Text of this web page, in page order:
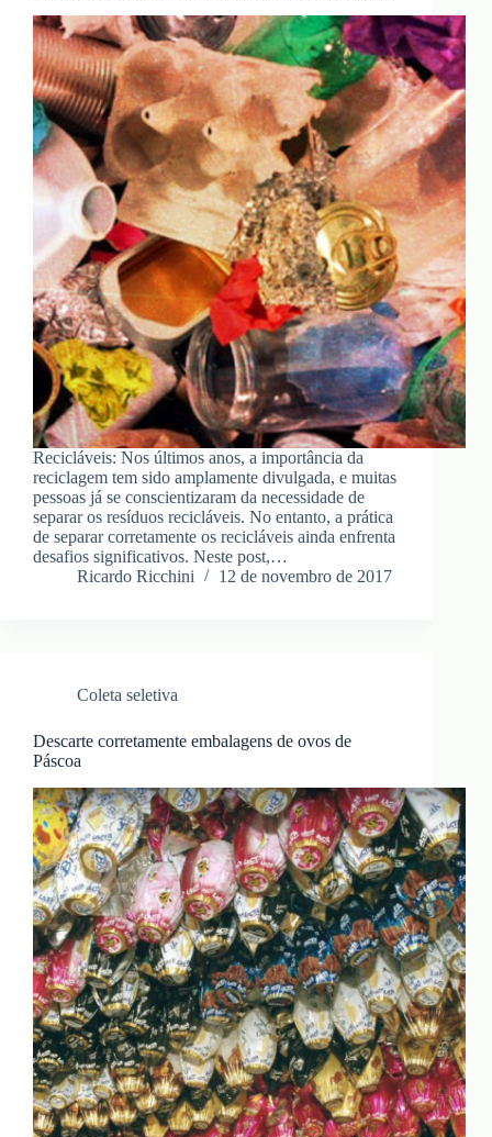
Recicláveis: Nos últimos anos, a importância da
reciclagem tem sido amplamente divulgada, e muitas
pessoas já se conscientizaram da necessidade de
separar os resíduos recicláveis. No entanto, a prática
de separar corretamente os recicláveis ainda enfrenta
desafios significativos. Neste post,…
Ricardo Ricchini
12 de novembro de 2017
Coleta seletiva
Descarte corretamente embalagens de ovos de
Páscoa